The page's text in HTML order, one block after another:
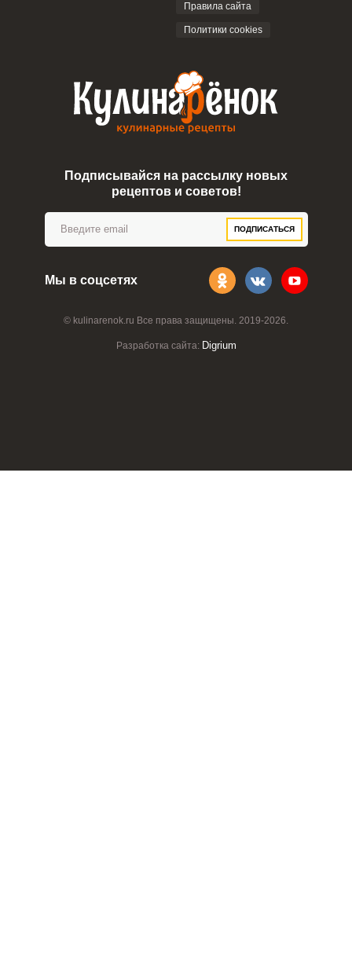
© kulinarenok.ru Все права защищены. 2019-2026.
Разработка сайта: Digrium
Правила сайта
Политики cookies
Подписывайся на рассылку новых
рецептов и советов!
ПОДПИСАТЬСЯ
Мы в соцсетях